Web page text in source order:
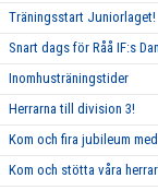
Träningsstart Juniorlaget!
Snart dags för Råå IF:s
Inomhusträningstider
Herrarna till division 3!
Kom och fira jubileum
Kom och stötta våra